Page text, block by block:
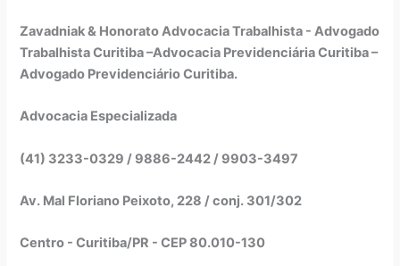
Zavadniak & Honorato Advocacia Trabalhista - Advogado
Trabalhista Curitiba –Advocacia Previdenciária Curitiba –
Advogado Previdenciário Curitiba.
Advocacia Especializada
(41) 3233-0329 / 9886-2442 / 9903-3497
Av. Mal Floriano Peixoto, 228 / conj. 301/302
Centro - Curitiba/PR - CEP 80.010-130